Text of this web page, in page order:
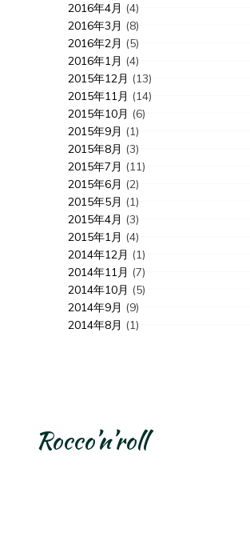
2016年4月 (4)
2016年3月 (8)
2016年2月 (5)
2016年1月 (4)
2015年12月 (13)
2015年11月 (14)
2015年10月 (6)
2015年9月 (1)
2015年8月 (3)
2015年7月 (11)
2015年6月 (2)
2015年5月 (1)
2015年4月 (3)
2015年1月 (4)
2014年12月 (1)
2014年11月 (7)
2014年10月 (5)
2014年9月 (9)
2014年8月 (1)
Rocco’n’roll